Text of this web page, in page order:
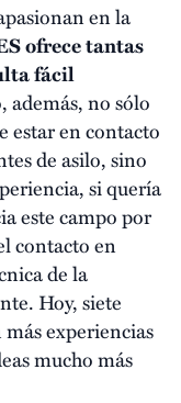
en la
ofrece tantas
fácil
además, no sólo
estar en contacto
de asilo, sino
si quería
este campo por
contacto en
de la
Hoy, siete
más experiencias
mucho más